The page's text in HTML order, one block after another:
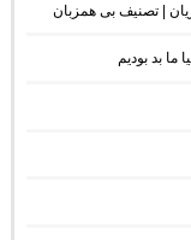
| تصنیف بی همزبان
ما بد بودیم